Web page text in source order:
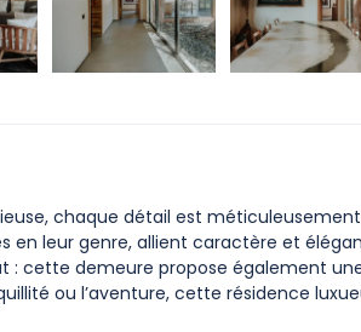
chaque détail est
en leur genre, allient caractère et
: cette demeure propose également
ou l’aventure, cette résidence